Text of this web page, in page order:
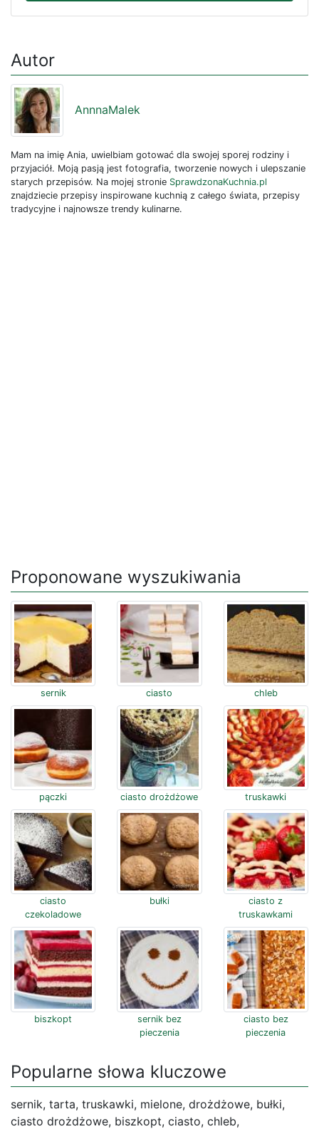
Autor
AnnnaMalek
Mam na imię Ania, uwielbiam gotować dla swojej sporej rodziny i
przyjaciół. Moją pasją jest fotografia, tworzenie nowych i ulepszanie
starych przepisów. Na mojej stronie SprawdzonaKuchnia.pl
znajdziecie przepisy inspirowane kuchnią z całego świata, przepisy
tradycyjne i najnowsze trendy kulinarne.
Proponowane wyszukiwania
sernik ciasto chleb
pączki ciasto drożdżowe truskawki
ciasto
czekoladowe
bułki
ciasto z
truskawkami
biszkopt
sernik bez
pieczenia
ciasto bez
pieczenia
Popularne słowa kluczowe
sernik, tarta, truskawki, mielone, drożdżowe, bułki,
ciasto drożdżowe, biszkopt, ciasto, chleb,